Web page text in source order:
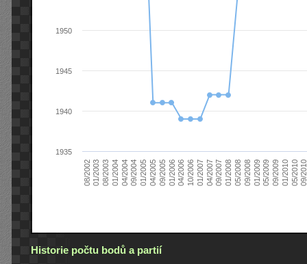
08/200201/200308/200301/200404/200409/200401/200504/200509/200501/200604/200610/200601/200704/200709/200701/200805/200809/200801/200905/200909/200901/201005/201009/
1935
1940
1945
1950
Historie počtu bodů a partií